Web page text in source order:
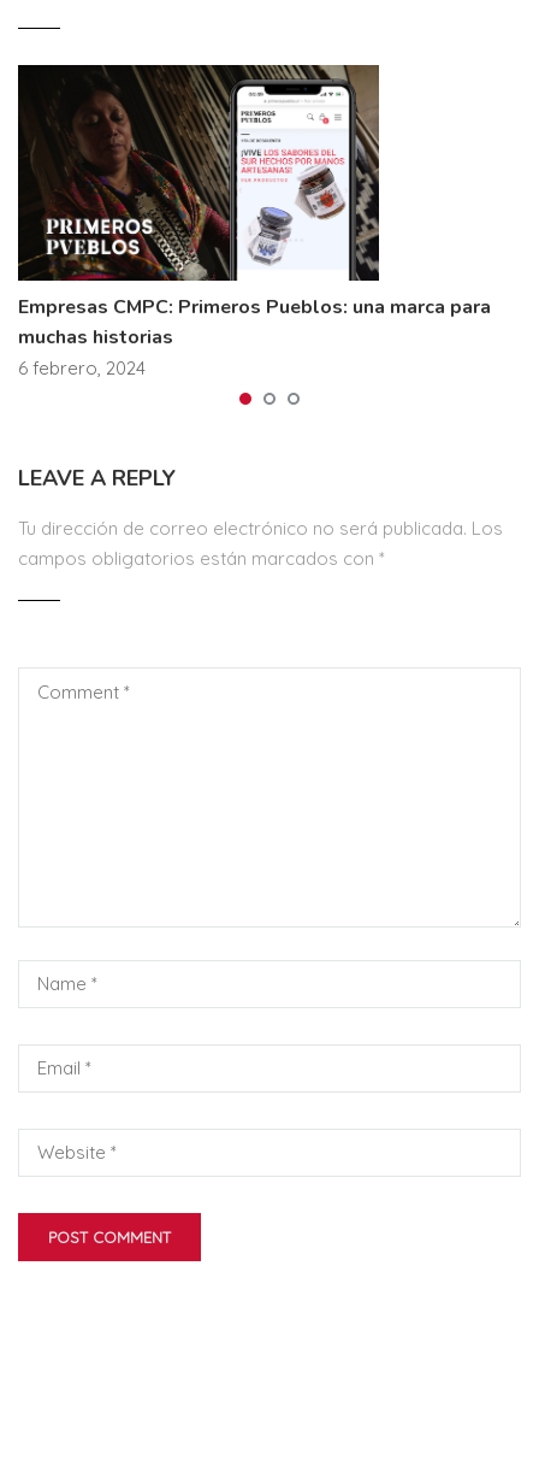
Empresas CMPC: Primeros Pueblos: una marca para
muchas historias
6 febrero, 2024
LEAVE A REPLY
Tu dirección de correo electrónico no será publicada. Los
campos obligatorios están marcados con *